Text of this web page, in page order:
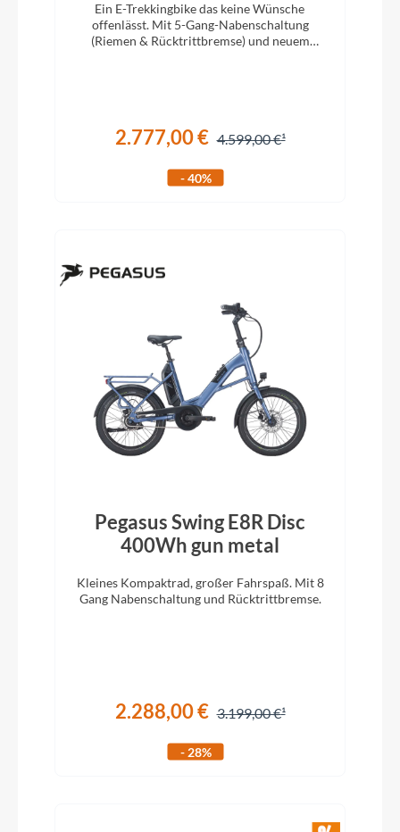
Ein E-Trekkingbike das keine Wünsche
offenlässt. Mit 5-Gang-Nabenschaltung
(Riemen & Rücktrittbremse) und neuem
2.777,00 € 4.599,00 €
- 40%
Pegasus Swing E8R Disc
400Wh gun metal
Kleines Kompaktrad, großer Fahrspaß. Mit 8
Gang Nabenschaltung und Rücktrittbremse.
2.288,00 € 3.199,00 €
- 28%